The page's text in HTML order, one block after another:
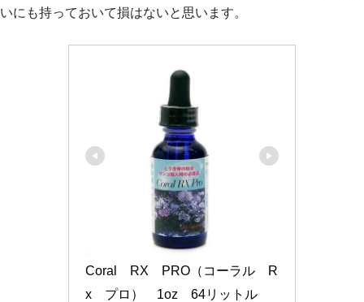
いにも持っておいて損はないと思います。
Coral　RX　PRO（コーラル　R
x　プロ）　1oz　64リットル